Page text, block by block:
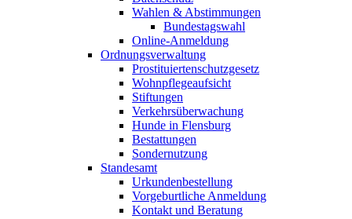
Wahlen & Abstimmungen
Bundestagswahl
Online-Anmeldung
Ordnungsverwaltung
Prostituiertenschutzgesetz
Wohnpflegeaufsicht
Stiftungen
Verkehrsüberwachung
Hunde in Flensburg
Bestattungen
Sondernutzung
Standesamt
Urkundenbestellung
Vorgeburtliche Anmeldung
Kontakt und Beratung